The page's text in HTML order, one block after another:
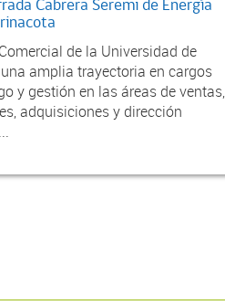
Cabrera Seremi de Energía
de la Universidad de
amplia trayectoria en cargos
y gestión en las áreas de ventas,
adquisiciones y dirección